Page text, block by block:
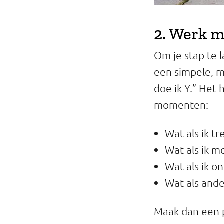
2. Werk
Om je stap te
een simpele,
doe ik Y.” Het
momenten:
Wat als ik
Wat als ik
Wat als ik
Wat als
Maak dan een